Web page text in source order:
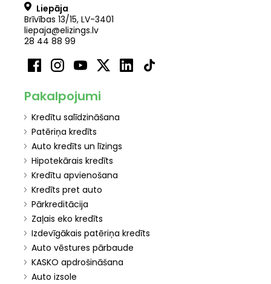
Liepāja
Brīvības 13/15, LV-3401
liepaja@elizings.lv
28 44 88 99
Pakalpojumi
Kredītu salīdzināšana
Patēriņa kredīts
Auto kredīts un līzings
Hipotekārais kredīts
Kredītu apvienošana
Kredīts pret auto
Pārkreditācija
Zaļais eko kredīts
Izdevīgākais patēriņa kredīts
Auto vēstures pārbaude
KASKO apdrošināšana
Auto izsole